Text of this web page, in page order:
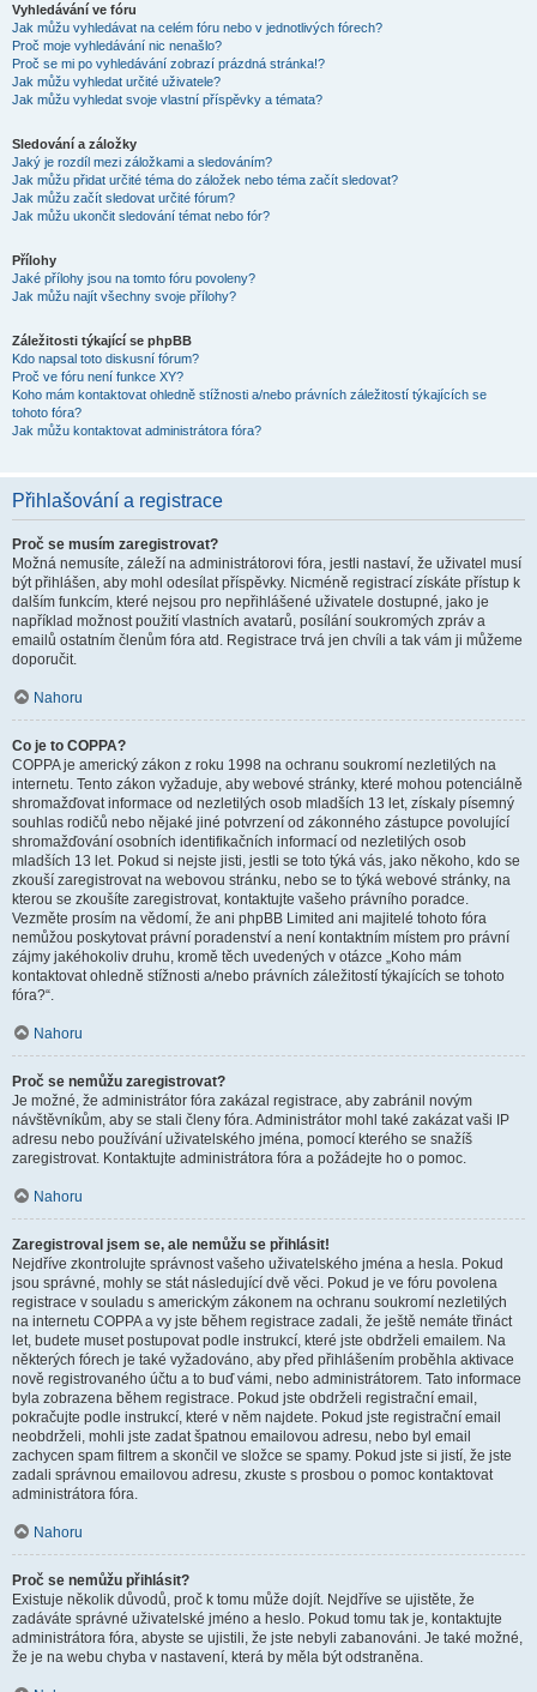
Vyhledávání ve fóru
Jak můžu vyhledávat na celém fóru nebo v jednotlivých fórech?
Proč moje vyhledávání nic nenašlo?
Proč se mi po vyhledávání zobrazí prázdná stránka!?
Jak můžu vyhledat určité uživatele?
Jak můžu vyhledat svoje vlastní příspěvky a témata?
Sledování a záložky
Jaký je rozdíl mezi záložkami a sledováním?
Jak můžu přidat určité téma do záložek nebo téma začít sledovat?
Jak můžu začít sledovat určité fórum?
Jak můžu ukončit sledování témat nebo fór?
Přílohy
Jaké přílohy jsou na tomto fóru povoleny?
Jak můžu najít všechny svoje přílohy?
Záležitosti týkající se phpBB
Kdo napsal toto diskusní fórum?
Proč ve fóru není funkce XY?
Koho mám kontaktovat ohledně stížnosti a/nebo právních záležitostí týkajících se
tohoto fóra?
Jak můžu kontaktovat administrátora fóra?
Přihlašování a registrace
Proč se musím zaregistrovat?
Možná nemusíte, záleží na administrátorovi fóra, jestli nastaví, že uživatel musí
být přihlášen, aby mohl odesílat příspěvky. Nicméně registrací získáte přístup k
dalším funkcím, které nejsou pro nepřihlášené uživatele dostupné, jako je
například možnost použití vlastních avatarů, posílání soukromých zpráv a
emailů ostatním členům fóra atd. Registrace trvá jen chvíli a tak vám ji můžeme
doporučit.
Nahoru
Co je to COPPA?
COPPA je americký zákon z roku 1998 na ochranu soukromí nezletilých na
internetu. Tento zákon vyžaduje, aby webové stránky, které mohou potenciálně
shromažďovat informace od nezletilých osob mladších 13 let, získaly písemný
souhlas rodičů nebo nějaké jiné potvrzení od zákonného zástupce povolující
shromažďování osobních identifikačních informací od nezletilých osob
mladších 13 let. Pokud si nejste jisti, jestli se toto týká vás, jako někoho, kdo se
zkouší zaregistrovat na webovou stránku, nebo se to týká webové stránky, na
kterou se zkoušíte zaregistrovat, kontaktujte vašeho právního poradce.
Vezměte prosím na vědomí, že ani phpBB Limited ani majitelé tohoto fóra
nemůžou poskytovat právní poradenství a není kontaktním místem pro právní
zájmy jakéhokoliv druhu, kromě těch uvedených v otázce „Koho mám
kontaktovat ohledně stížnosti a/nebo právních záležitostí týkajících se tohoto
fóra?“.
Nahoru
Proč se nemůžu zaregistrovat?
Je možné, že administrátor fóra zakázal registrace, aby zabránil novým
návštěvníkům, aby se stali členy fóra. Administrátor mohl také zakázat vaši IP
adresu nebo používání uživatelského jména, pomocí kterého se snažíš
zaregistrovat. Kontaktujte administrátora fóra a požádejte ho o pomoc.
Nahoru
Zaregistroval jsem se, ale nemůžu se přihlásit!
Nejdříve zkontrolujte správnost vašeho uživatelského jména a hesla. Pokud
jsou správné, mohly se stát následující dvě věci. Pokud je ve fóru povolena
registrace v souladu s americkým zákonem na ochranu soukromí nezletilých
na internetu COPPA a vy jste během registrace zadali, že ještě nemáte třináct
let, budete muset postupovat podle instrukcí, které jste obdrželi emailem. Na
některých fórech je také vyžadováno, aby před přihlášením proběhla aktivace
nově registrovaného účtu a to buď vámi, nebo administrátorem. Tato informace
byla zobrazena během registrace. Pokud jste obdrželi registrační email,
pokračujte podle instrukcí, které v něm najdete. Pokud jste registrační email
neobdrželi, mohli jste zadat špatnou emailovou adresu, nebo byl email
zachycen spam filtrem a skončil ve složce se spamy. Pokud jste si jistí, že jste
zadali správnou emailovou adresu, zkuste s prosbou o pomoc kontaktovat
administrátora fóra.
Nahoru
Proč se nemůžu přihlásit?
Existuje několik důvodů, proč k tomu může dojít. Nejdříve se ujistěte, že
zadáváte správné uživatelské jméno a heslo. Pokud tomu tak je, kontaktujte
administrátora fóra, abyste se ujistili, že jste nebyli zabanováni. Je také možné,
že je na webu chyba v nastavení, která by měla být odstraněna.